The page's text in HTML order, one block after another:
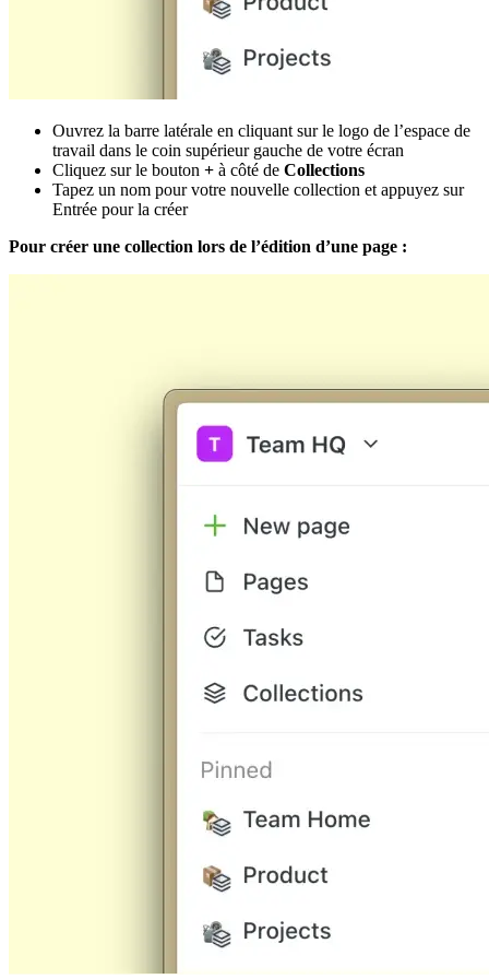
Ouvrez la barre latérale en cliquant sur le logo de l’espace de
travail dans le coin supérieur gauche de votre écran
Cliquez sur le bouton + à côté de Collections
Tapez un nom pour votre nouvelle collection et appuyez sur
Entrée pour la créer
Pour créer une collection lors de l’édition d’une page :